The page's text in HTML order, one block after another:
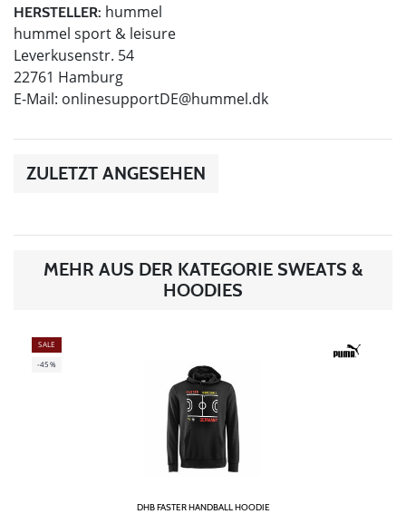
HERSTELLER: hummel
hummel sport & leisure
Leverkusenstr. 54
22761 Hamburg
E-Mail: onlinesupportDE@hummel.dk
ZULETZT ANGESEHEN
MEHR AUS DER KATEGORIE SWEATS &
HOODIES
SALE
-45%
DHB FASTER HANDBALL HOODIE